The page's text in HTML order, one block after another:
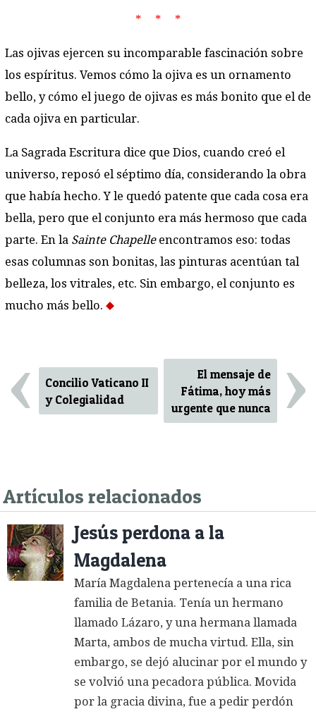
* * *
Las ojivas ejercen su incomparable fascinación sobre
los espíritus. Vemos cómo la ojiva es un ornamento
bello, y cómo el juego de ojivas es más bonito que el de
cada ojiva en particular.
La Sagrada Escritura dice que Dios, cuando creó el
universo, reposó el séptimo día, considerando la obra
que había hecho. Y le quedó patente que cada cosa era
bella, pero que el conjunto era más hermoso que cada
parte. En la Sainte Chapelleencontramos eso: todas
esas columnas son bonitas, las pinturas acentúan tal
belleza, los vitrales, etc. Sin embargo, el conjunto es
mucho más bello.
‹
Concilio Vaticano II
y Colegialidad
El mensaje de
Fátima, hoy más
urgente que nunca
›
Artículos relacionados
Jesús perdona a la
Magdalena
María Magdalena pertenecía a una rica
familia de Betania. Tenía un hermano
llamado Lázaro, y una hermana llamada
Marta, ambos de mucha­ virtud. Ella, sin
embargo, se dejó alucinar por el mundo y
se volvió una pecadora pública. Movida
por la gracia divina, fue a pedir perdón